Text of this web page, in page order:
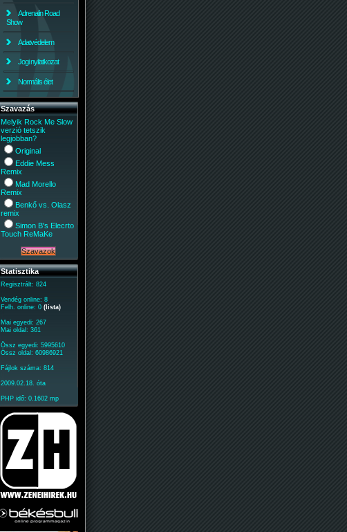
Adrenalin Road
Show
Adatvédelem
Jogi nyilatkozat
Normális élet
Szavazás
Melyik Rock Me Slow
verzió tetszik
legjobban?
Original
Eddie Mess
Remix
Mad Morello
Remix
Benkő vs. Olasz
remix
Simon B's Elecrto
Touch ReMaKe
Statisztika
Regisztrált: 824
Vendég online: 8
Felh. online: 0 (lista)
Mai egyedi: 267
Mai oldal: 361
Össz egyedi: 5995610
Össz oldal: 60986921
Fájlok száma: 814
2009.02.18. óta
PHP idő: 0.1602 mp